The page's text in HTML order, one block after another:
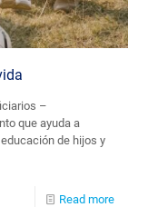
–
que ayuda a
de hijos y
Read more